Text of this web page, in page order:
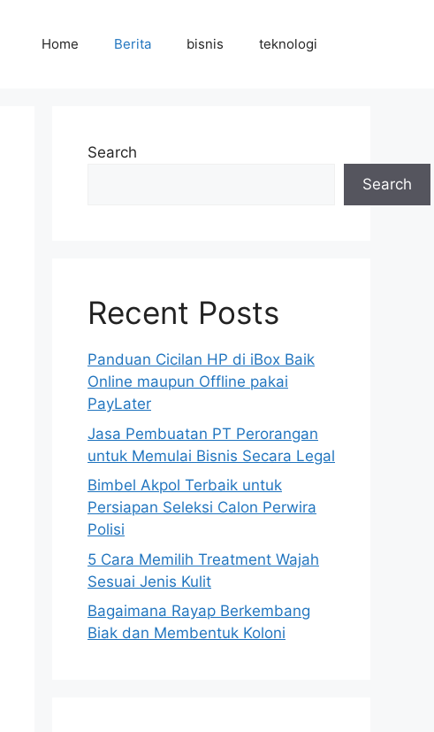
Home Berita bisnis teknologi
Search
Search
Recent Posts
Panduan Cicilan HP di iBox Baik
Online maupun Offline pakai
PayLater
Jasa Pembuatan PT Perorangan
untuk Memulai Bisnis Secara Legal
Bimbel Akpol Terbaik untuk
Persiapan Seleksi Calon Perwira
Polisi
5 Cara Memilih Treatment Wajah
Sesuai Jenis Kulit
Bagaimana Rayap Berkembang
Biak dan Membentuk Koloni